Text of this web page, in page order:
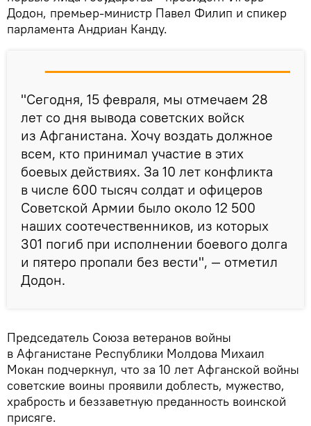
Додон, премьер-министр Павел Филип и спикер
парламента Андриан Канду.
"Cегодня, 15 февраля, мы отмечаем 28
лет со дня вывода советских войск
из Афганистана. Хочу воздать должное
всем, кто принимал участие в этих
боевых действиях. За 10 лет конфликта
в числе 600 тысяч солдат и офицеров
Советской Армии было около 12 500
наших соотечественников, из которых
301 погиб при исполнении боевого долга
и пятеро пропали без вести", — отметил
Додон.
Председатель Союза ветеранов войны
в Афганистане Республики Молдова Михаил
Мокан подчеркнул, что за 10 лет Афганской войны
советские воины проявили доблесть, мужество,
храбрость и беззаветную преданность воинской
присяге.